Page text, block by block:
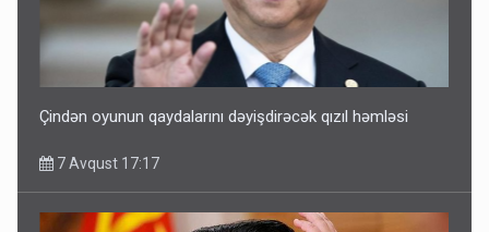
Çindən oyunun qaydalarını dəyişdirəcək qızıl həmləsi
7 Avqust 17:17